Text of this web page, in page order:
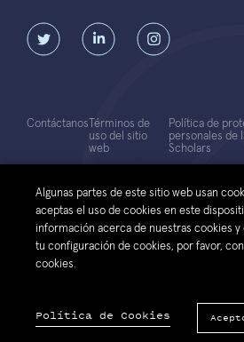
© 2026 Fundación Luksic Scholars. Todos
Contáctanos Términos de
uso del sitio
web
Política de
personales de
Scholars
Algunas partes de este sitio web usan
aceptas el uso de cookies en este
información acerca de nuestras cookies
tu configuración de cookies, por favor,
cookies.
Política de Cookies